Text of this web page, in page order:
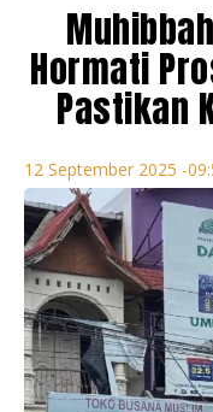
Hormati
Pastikan
12 September 2025 -